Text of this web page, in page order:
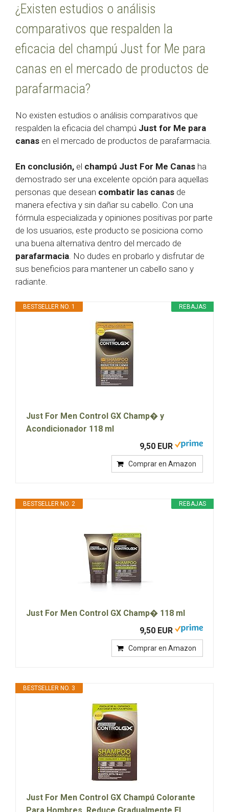
¿Existen estudios o análisis
comparativos que respalden la
eficacia del champú Just for Me para
canas en el mercado de productos de
parafarmacia?
No existen estudios o análisis comparativos que
respalden la eficacia del champú Just for Me para
canas en el mercado de productos de parafarmacia.
En conclusión, el champú Just For Me Canas ha
demostrado ser una excelente opción para aquellas
personas que desean combatir las canas de
manera efectiva y sin dañar su cabello. Con una
fórmula especializada y opiniones positivas por parte
de los usuarios, este producto se posiciona como
una buena alternativa dentro del mercado de
parafarmacia. No dudes en probarlo y disfrutar de
sus beneficios para mantener un cabello sano y
radiante.
REBAJAS
BESTSELLER NO. 1
Just For Men Control GX Champ� y
Acondicionador 118 ml
9,50 EUR
Comprar en Amazon
REBAJAS
BESTSELLER NO. 2
Just For Men Control GX Champ� 118 ml
9,50 EUR
Comprar en Amazon
BESTSELLER NO. 3
Just For Men Control GX Champú Colorante
Para Hombres, Reduce Gradualmente El